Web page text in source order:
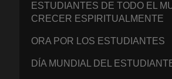
ESTUDIANTES DE TODO EL
CRECER ESPIRITUALMENTE
ORA POR LOS ESTUDIANTES
DÍA MUNDIAL DEL